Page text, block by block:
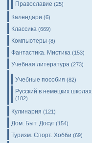
Православие (25)
Календари (6)
Классика (669)
Компьютеры (8)
Фантастика. Мистика (153)
Учебная литература (273)
Учебные пособия (82)
Русский в немецких школах
(182)
Кулинария (121)
Дом. Быт. Досуг (154)
Туризм. Спорт. Хобби (69)